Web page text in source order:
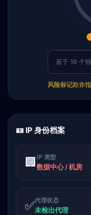
基于 16 个
风险标记欺诈
🪪 IP 身份档案
🏢 IP 类型
数据中心 / 机房
✅代理状态
未检出代理